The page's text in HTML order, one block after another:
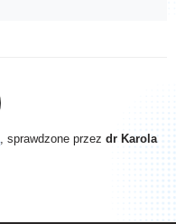
, sprawdzone przez dr Karola